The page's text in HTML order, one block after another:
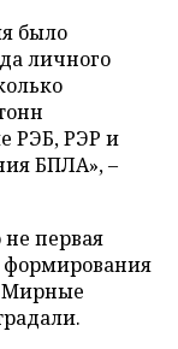
было
личного
РЭБ, РЭР и
БПЛА», –
первая
формирования
Мирные